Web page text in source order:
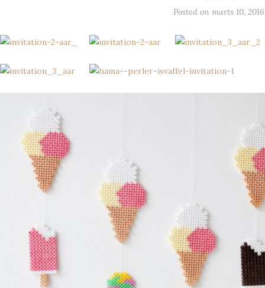
Posted on marts 10, 2016